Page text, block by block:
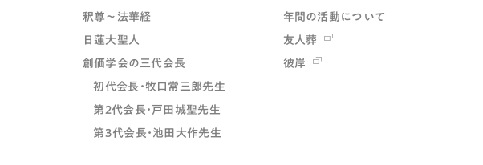
釈尊～法華経
日蓮大聖人
創価学会の三代会長
初代会長・牧口常三郎先生
第2代会長・戸田城聖先生
第3代会長・池田大作先生
年間の活動について
友人葬
彼岸